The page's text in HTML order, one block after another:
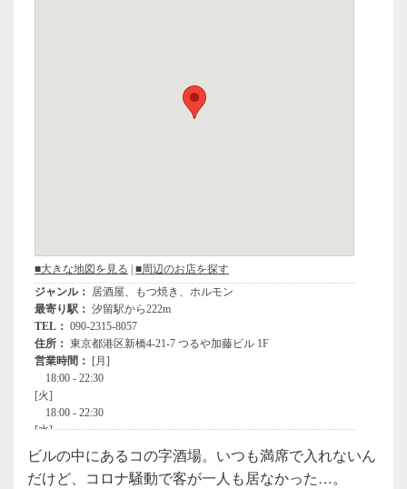
ビルの中にあるコの字酒場。いつも満席で入れないん
だけど、コロナ騒動で客が一人も居なかった…。